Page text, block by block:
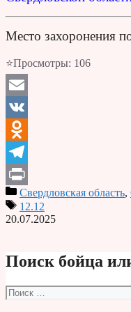
Место захоронения
⭐Просмотры: 106
Email
VK
Odnoklassniki
Telegram
PrintСвердловская область,
12.12
20.07.2025
Поиск бойца
Поиск: